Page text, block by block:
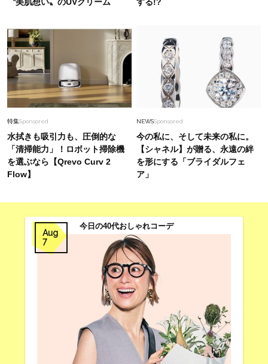
〝美肌想い〟のUVクリーム する!?
特集Sponsored
水拭きも吸引力も、圧倒的な
「清掃能力」！ロボット掃除機
を選ぶなら【Qrevo Curv 2
Flow】
NEWSSponsored
今の私に、そして未来の私に。
【シャネル】が贈る、永遠の絆
を形にする「ブライダルフェ
ア」
Aug
7
今日の40代おしゃれコーデ